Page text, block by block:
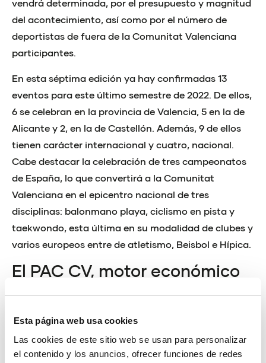
Esta página web usa cookies
Las cookies de este sitio web se usan para personalizar
el contenido y los anuncios, ofrecer funciones de redes
vendrá determinada, por el presupuesto y magnitud
del acontecimiento, así como por el número de
deportistas de fuera de la Comunitat Valenciana
participantes.
En esta séptima edición ya hay confirmadas 13
eventos para este último semestre de 2022. De ellos,
6 se celebran en la provincia de Valencia, 5 en la de
Alicante y 2, en la de Castellón. Además, 9 de ellos
tienen carácter internacional y cuatro, nacional.
Cabe destacar la celebración de tres campeonatos
de España, lo que convertirá a la Comunitat
Valenciana en el epicentro nacional de tres
disciplinas: balonmano playa, ciclismo en pista y
taekwondo, esta última en su modalidad de clubes y
varios europeos entre de atletismo, Beisbol e Hípica.
El PAC CV, motor económico
de la Comunitat de l’Esport
“Para la Fundación Trinidad Alfonso es muy
importante mantener este programa para atraer
competiciones a la Comunitat Valenciana. Nuestro